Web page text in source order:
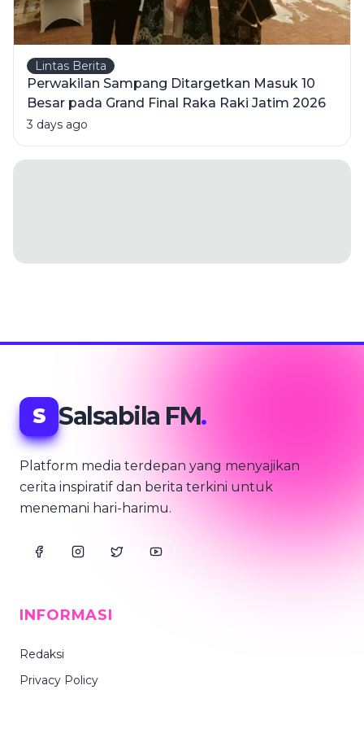
Lintas Berita
Perwakilan Sampang Ditargetkan Masuk 10
Besar pada Grand Final Raka Raki Jatim 2026
3 days ago
S Salsabila FM.
Platform media terdepan yang menyajikan
cerita inspiratif dan berita terkini untuk
menemani hari-harimu.
INFORMASI
Redaksi
Privacy Policy